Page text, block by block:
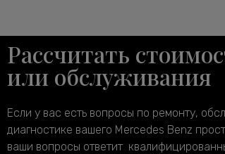
Рассчитать
или обслуживания
Если у вас есть вопросы по ремонту,
диагностике вашего Mercedes Benz
ваши вопросы ответит